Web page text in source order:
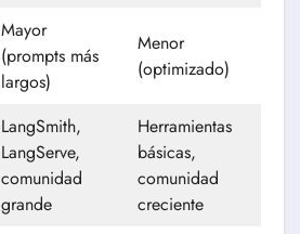
Mayor
(prompts más
largos)
Menor
(optimizado)
LangSmith,
LangServe,
comunidad
grande
Herramientas
básicas,
comunidad
creciente